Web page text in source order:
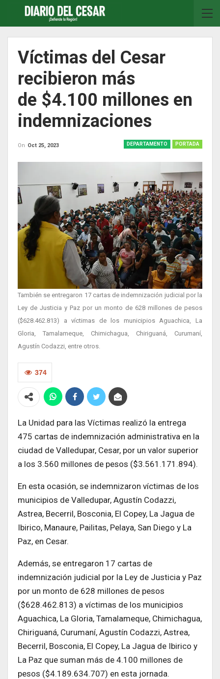
Víctimas del Cesar
recibieron más
de $4.100 millones en
indemnizaciones
DEPARTAMENTO PORTADA
On Oct 25, 2023
También se entregaron 17 cartas de indemnización judicial por la
Ley de Justicia y Paz por un monto de 628 millones de pesos
($628.462.813) a víctimas de los municipios Aguachica, La
Gloria, Tamalameque, Chimichagua, Chiriguaná, Curumaní,
Agustín Codazzi, entre otros.
374
La Unidad para las Víctimas realizó la entrega
475 cartas de indemnización administrativa en la
ciudad de Valledupar, Cesar, por un valor superior
a los 3.560 millones de pesos ($3.561.171.894).
En esta ocasión, se indemnizaron víctimas de los
municipios de Valledupar, Agustín Codazzi,
Astrea, Becerril, Bosconia, El Copey, La Jagua de
Ibirico, Manaure, Pailitas, Pelaya, San Diego y La
Paz, en Cesar.
Además, se entregaron 17 cartas de
indemnización judicial por la Ley de Justicia y Paz
por un monto de 628 millones de pesos
($628.462.813) a víctimas de los municipios
Aguachica, La Gloria, Tamalameque, Chimichagua,
Chiriguaná, Curumaní, Agustín Codazzi, Astrea,
Becerril, Bosconia, El Copey, La Jagua de Ibirico y
La Paz que suman más de 4.100 millones de
pesos ($4.189.634.707) en esta jornada.